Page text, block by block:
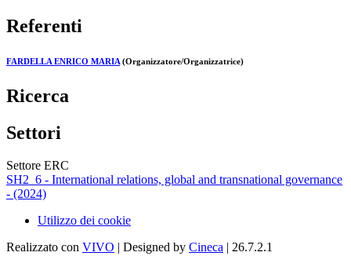
Referenti
FARDELLA ENRICO MARIA (Organizzatore/Organizzatrice)
Ricerca
Settori
Settore ERC
SH2_6 - International relations, global and transnational governance
- (2024)
Utilizzo dei cookie
Realizzato con VIVO | Designed by Cineca | 26.7.2.1